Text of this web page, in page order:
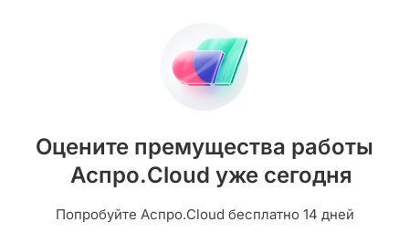
Оцените премущества работы
Аспро.Cloud уже сегодня
Попробуйте Аспро.Cloud бесплатно 14 дней